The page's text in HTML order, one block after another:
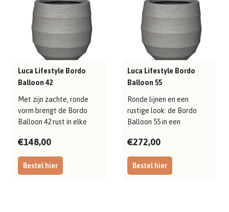
Luca Lifestyle Bordo
Balloon 42
Met zijn zachte, ronde
vorm brengt de Bordo
Balloon 42 rust in elke
Bestel hier
€148,00
Luca Lifestyle Bordo
Balloon 55
Ronde lijnen en een
rustige look: de Bordo
Balloon 55 in een
Bestel hier
€272,00